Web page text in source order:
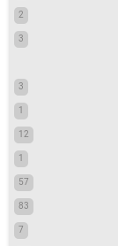
2
3
3
1
12
1
57
83
7